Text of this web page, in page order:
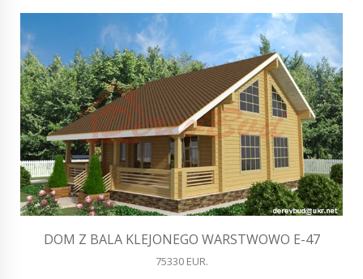
DOM Z BALA KLEJONEGO WARSTWOWO E-47
75330 EUR.